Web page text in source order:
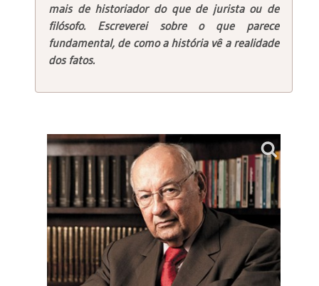
mais de historiador do que de jurista ou de
filósofo. Escreverei sobre o que parece
fundamental, de como a história vê a realidade
dos fatos.